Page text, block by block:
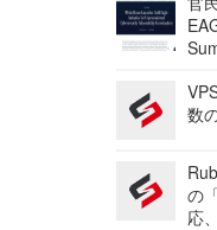
数
の
応